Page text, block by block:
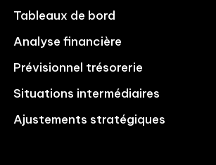
Tableaux de bord
Analyse financière
Prévisionnel trésorerie
Situations intermédiaires
Ajustements stratégiques